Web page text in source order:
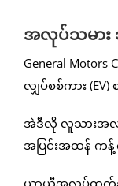
အလုပ်သမား
General
လျှပ်စစ်ကား
အဲဒီလို လူသားအလုပ်
အပြင်းအထန် က
ယာယီအလုပ်ထုတ်ခံထ